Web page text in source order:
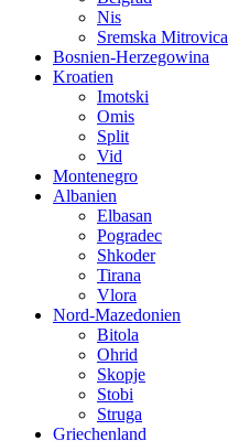
Nis
Sremska Mitrovica
Bosnien-Herzegowina
Kroatien
Imotski
Omis
Split
Vid
Montenegro
Albanien
Elbasan
Pogradec
Shkoder
Tirana
Vlora
Nord-Mazedonien
Bitola
Ohrid
Skopje
Stobi
Struga
Griechenland